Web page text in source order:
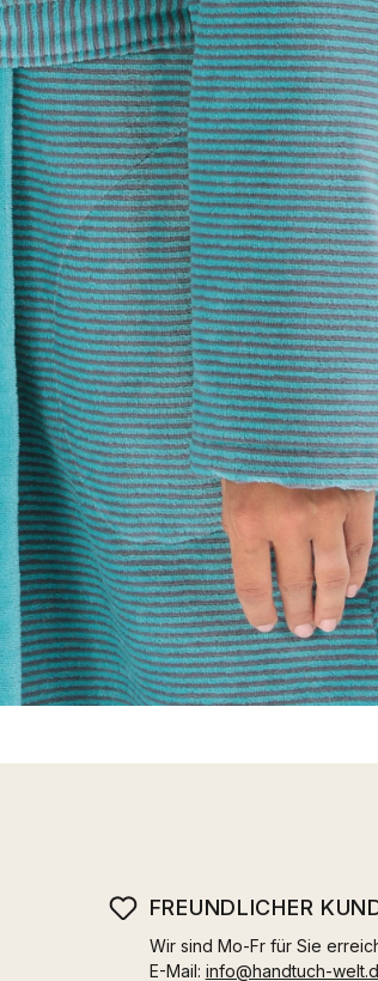
FREUNDLICHER
Wir sind Mo-Fr für Sie
E-Mail: info@handtuch-